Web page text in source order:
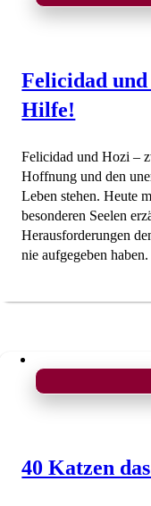
Felicidad
Hilfe!
Felicidad und Hozi –
Hoffnung und den
Leben stehen. Heute
besonderen Seelen
Herausforderungen
nie aufgegeben haben.
40 Katzen